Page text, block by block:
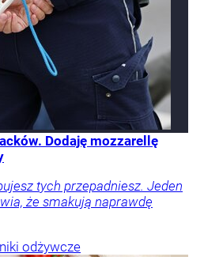
Dodaję mozzarellę
tych przepadniesz. Jeden
że smakują naprawdę
odżywcze